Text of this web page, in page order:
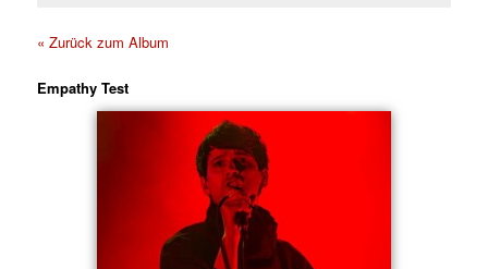
« Zurück zum Album
Empathy Test